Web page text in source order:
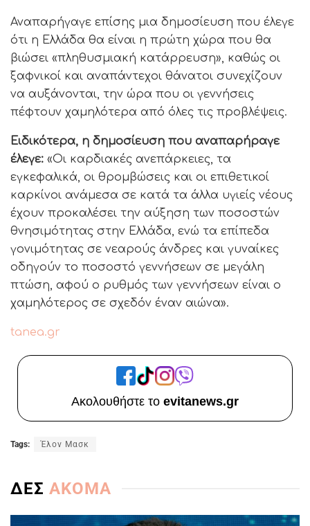
Αναπαρήγαγε επίσης μια δημοσίευση που έλεγε
ότι η Ελλάδα θα είναι η πρώτη χώρα που θα
βιώσει «πληθυσμιακή κατάρρευση», καθώς οι
ξαφνικοί και αναπάντεχοι θάνατοι συνεχίζουν
να αυξάνονται, την ώρα που οι γεννήσεις
πέφτουν χαμηλότερα από όλες τις προβλέψεις.
Ειδικότερα, η δημοσίευση που αναπαρήραγε
έλεγε: «Οι καρδιακές ανεπάρκειες, τα
εγκεφαλικά, οι θρομβώσεις και οι επιθετικοί
καρκίνοι ανάμεσα σε κατά τα άλλα υγιείς νέους
έχουν προκαλέσει την αύξηση των ποσοστών
θνησιμότητας στην Ελλάδα, ενώ τα επίπεδα
γονιμότητας σε νεαρούς άνδρες και γυναίκες
οδηγούν το ποσοστό γεννήσεων σε μεγάλη
πτώση, αφού ο ρυθμός των γεννήσεων είναι ο
χαμηλότερος σε σχεδόν έναν αιώνα».
tanea.gr
Ακολουθήστε το evitanews.gr
Tags: Έλον Μασκ
ΔΕΣ ΑΚΟΜΑ